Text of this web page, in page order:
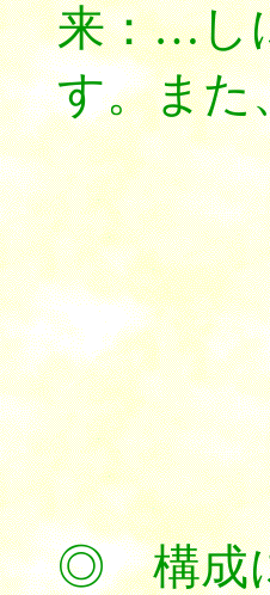
来：…し
す。また
◎ 構成